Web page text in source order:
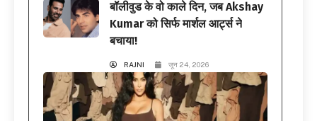
बॉलीवुड के वो काले दिन, जब Akshay
Kumar को सिर्फ मार्शल आर्ट्स ने
बचाया!
RAJNI जून 24, 2026